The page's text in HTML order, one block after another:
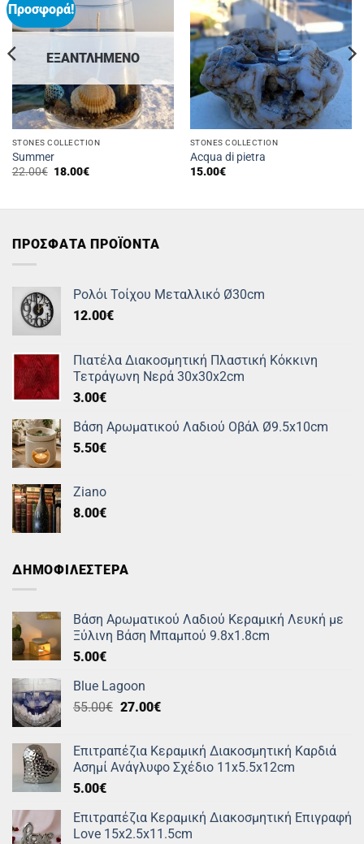
Προσφορά!
ΕΞΑΝΤΛΗΜΈΝΟ
STONES COLLECTION
Summer
22.00€ Original
18.00€Η
18.00€.
STONES COLLECTION
Acqua di pietra
15.00€
ΠΡΟΣΦΑΤΑ ΠΡΟΪΟΝΤΑ
Ρολόι Τοίχου Μεταλλικό Ø30cm
12.00€
Πιατέλα Διακοσμητική Πλαστική Κόκκινη
Τετράγωνη Νερά 30x30x2cm
3.00€
Βάση Αρωματικού Λαδιού Οβάλ Ø9.5x10cm
5.50€
Ziano
8.00€
ΔΗΜΟΦΙΛΕΣΤΕΡΑ
Βάση Αρωματικού Λαδιού Κεραμική Λευκή με
Ξύλινη Βάση Μπαμπού 9.8x1.8cm
5.00€
Blue Lagoon
55.00€ Original
was:
55.00€.
27.00€Η
είναι:
27.00€.
Επιτραπέζια Κεραμική Διακοσμητική Καρδιά
Ασημί Ανάγλυφο Σχέδιο 11x5.5x12cm
5.00€
Επιτραπέζια Κεραμική Διακοσμητική Επιγραφή
Love 15x2.5x11.5cm